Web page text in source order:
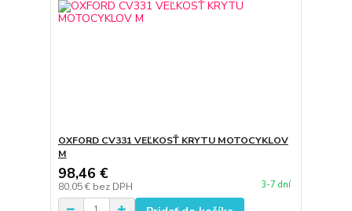
OXFORD CV331 VEĽKOSŤ KRYTU MOTOCYKLOV
M
98,46 €
80,05 € bez DPH 3-7 dní